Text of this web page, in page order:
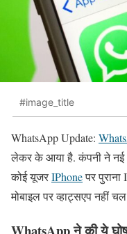
#image_title
WhatsApp Update:
लेकर के आया है. कंपनी ने नई
कोई यूजरIPhoneपर
मोबाइल पर व्हाट्सएप नहीं चल
WhatsApp ने की ये